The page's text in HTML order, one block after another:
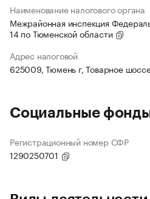
Наименование налогового органа
Межрайонная инспекция
14 по Тюменской области
Адрес налоговой
625009, Тюмень г, Товарное
Социальные
Регистрационный номер СФР
1290250701